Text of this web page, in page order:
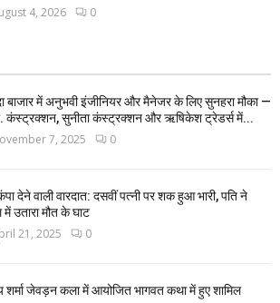
4, 2026 0
बाजार में अनुभवी इंजीनियर और मैनेजर के लिए सुनहरा मौका —
कंस्ट्रक्शन, सुनीता कंस्ट्रक्शन और ऋषिकेश ट्रेडर्स में...
7, 2025 0
देने वाली वारदात: दसवीं पत्नी पर शक हुआ भारी, पति ने
उतारा मौत के घाट
21, 2025 0
शर्मा जेवड़न कला में आयोजित भागवत कथा में हुए शामिल